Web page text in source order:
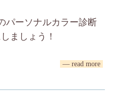
パーソナルカラー診断
ましょう！
— read more